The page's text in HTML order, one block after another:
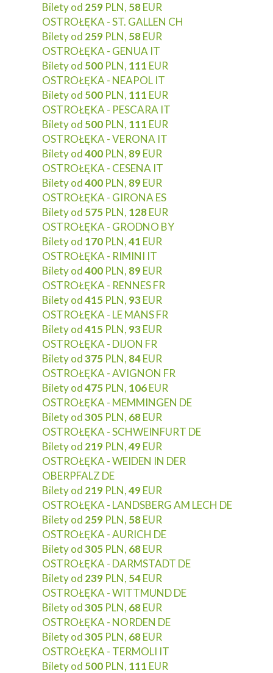
Bilety od 259 PLN, 58EUR
OSTROŁĘKA - ST. GALLEN CH
Bilety od 259 PLN, 58EUR
OSTROŁĘKA - GENUA IT
Bilety od 500 PLN, 111 EUR
OSTROŁĘKA - NEAPOL IT
Bilety od 500 PLN, 111 EUR
OSTROŁĘKA - PESCARA IT
Bilety od 500 PLN, 111 EUR
OSTROŁĘKA - VERONA IT
Bilety od400 PLN, 89EUR
OSTROŁĘKA - CESENA IT
Bilety od400 PLN, 89EUR
OSTROŁĘKA - GIRONA ES
Bilety od 575 PLN, 128EUR
OSTROŁĘKA - GRODNO BY
Bilety od 170 PLN,41 EUR
OSTROŁĘKA - RIMINI IT
Bilety od400 PLN, 89EUR
OSTROŁĘKA - RENNES FR
Bilety od415 PLN, 93EUR
OSTROŁĘKA - LE MANS FR
Bilety od415 PLN, 93EUR
OSTROŁĘKA - DIJON FR
Bilety od375 PLN, 84EUR
OSTROŁĘKA - AVIGNON FR
Bilety od475 PLN, 106EUR
OSTROŁĘKA - MEMMINGEN DE
Bilety od305 PLN, 68EUR
OSTROŁĘKA - SCHWEINFURT DE
Bilety od 219 PLN,49EUR
OSTROŁĘKA - WEIDEN IN DER
OBERPFALZ DE
Bilety od 219 PLN,49EUR
OSTROŁĘKA - LANDSBERG AM LECH DE
Bilety od 259 PLN, 58EUR
OSTROŁĘKA - AURICH DE
Bilety od305 PLN, 68EUR
OSTROŁĘKA - DARMSTADT DE
Bilety od 239 PLN, 54EUR
OSTROŁĘKA - WITTMUND DE
Bilety od305 PLN, 68EUR
OSTROŁĘKA - NORDEN DE
Bilety od305 PLN, 68EUR
OSTROŁĘKA - TERMOLI IT
Bilety od 500 PLN, 111 EUR